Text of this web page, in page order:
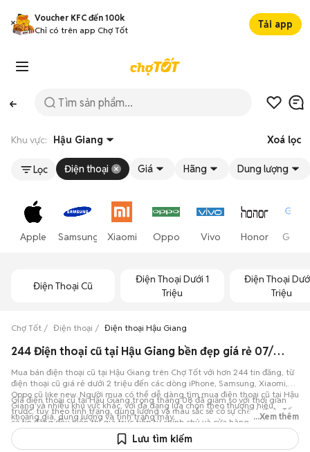
Voucher KFC đến 100k
Chỉ có trên app Chợ Tốt
Tải app
Khu vực: Hậu Giang Xoá lọc
Lọc Điện thoại Giá Hãng Dung lượng
Apple Samsung Xiaomi Oppo Vivo Honor
Điện Thoại Cũ
Điện Thoại Dưới 1
Triệu
Điện Thoại
Triệu
Chợ Tốt Điện thoại Điện thoại Hậu Giang
244 Điện thoại cũ tại Hậu Giang bền đẹp giá rẻ 07/08/2026
Mua bán điện thoại cũ tại Hậu Giang trên Chợ Tốt với hơn 244 tin đăng, từ
điện thoại cũ giá rẻ dưới 2 triệu đến các dòng iPhone, Samsung, Xiaomi,
Oppo cũ like new. Người mua có thể dễ dàng tìm mua điện thoại cũ tại Hậu
Giang và nhiều khu vực khác, với đa dạng lựa chọn theo thương hiệu,
khoảng giá, dung lượng và tình trạng máy.
Giá điện thoại cũ tại Hậu Giang trong tháng 08 đã giảm so với thời gian
trước, tùy theo tình trạng, dung lượng và màu sắc sẽ có sự chênh lệch. Tất
cả tin đăng đều hiển thị giá trực tiếp từ chính chủ và cửa hàng, hỗ trợ lọc
theo khu vực, mức giá, dung lượng, màu sắc, tình trạng máy, giúp việc
mua bán điện thoại cũ tại Hậu Giang nhanh chóng và rõ ràng. Cập nhật giá
...Xem thêm
Lưu tìm kiếm